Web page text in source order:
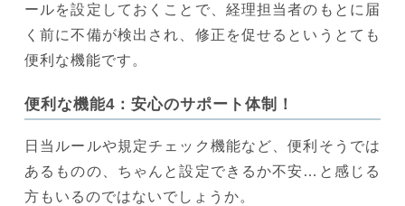
ールを設定しておくことで、経理担当者のもとに届
く前に不備が検出され、修正を促せるというとても
便利な機能です。
便利な機能4：安心のサポート体制！
日当ルールや規定チェック機能など、便利そうでは
あるものの、ちゃんと設定できるか不安…と感じる
方もいるのではないでしょうか。